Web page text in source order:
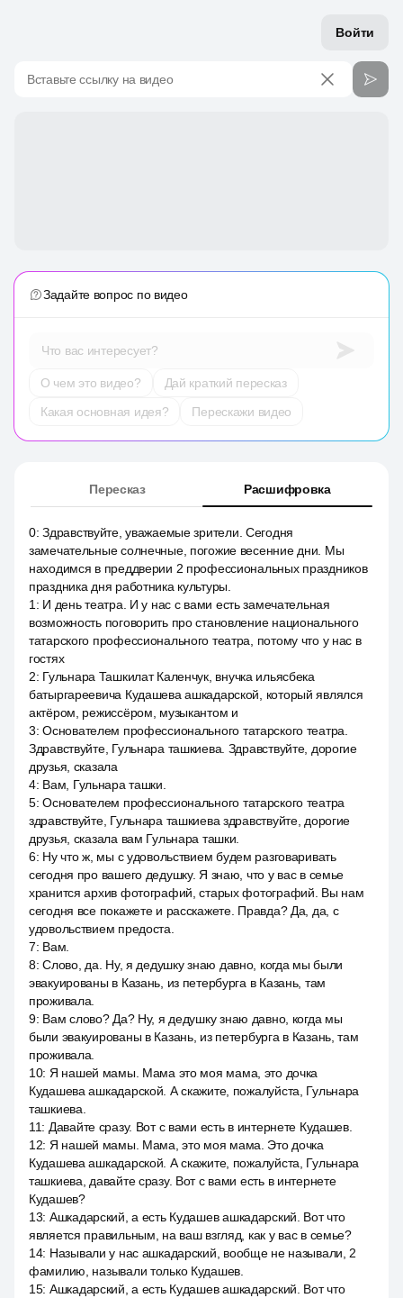
Войти
Вставьте ссылку на видео
Задайте вопрос по видео
Что вас интересует?
О чем это видео?
Дай краткий пересказ
Какая основная идея?
Перескажи видео
Пересказ Расшифровка
0:Здравствуйте, уважаемые зрители. Сегодня
замечательные солнечные, погожие весенние дни. Мы
находимся в преддверии 2 профессиональных праздников
праздника дня работника культуры.
1 : И день театра. И у нас с вами есть замечательная
возможность поговорить про становление национального
татарского профессионального театра, потому что у нас в
гостях
2: Гульнара Ташкилат Каленчук, внучка ильясбека
батыргареевича Кудашева ашкадарской, который являлся
актёром, режиссёром, музыкантом и
3:Основателем профессионального татарского театра.
Здравствуйте, Гульнара ташкиева. Здравствуйте, дорогие
друзья, сказала
4: Вам, Гульнара ташки.
5:Основателем профессионального татарского театра
здравствуйте, Гульнара ташкиева здравствуйте, дорогие
друзья, сказала вам Гульнара ташки.
6: Ну что ж, мы с удовольствием будем разговаривать
сегодня про вашего дедушку. Я знаю, что у вас в семье
хранится архив фотографий, старых фотографий. Вы нам
сегодня все покажете и расскажете. Правда? Да, да, с
удовольствием предоста.
7: Вам.
8:Слово, да. Ну, я дедушку знаю давно, когда мы были
эвакуированы в Казань, из петербурга в Казань, там
проживала.
9: Вам слово? Да? Ну, я дедушку знаю давно, когда мы
были эвакуированы в Казань, из петербурга в Казань, там
проживала.
10: Я нашей мамы. Мама это моя мама, это дочка
Кудашева ашкадарской. А скажите, пожалуйста, Гульнара
ташкиева.
11: Давайте сразу. Вот с вами есть в интернете Кудашев.
12: Я нашей мамы. Мама, это моя мама. Это дочка
Кудашева ашкадарской. А скажите, пожалуйста, Гульнара
ташкиева, давайте сразу. Вот с вами есть в интернете
Кудашев?
13: Ашкадарский, а есть Кудашев ашкадарский. Вот что
является правильным, на ваш взгляд, как у вас в семье?
14: Называли у нас ашкадарский, вообще не называли, 2
фамилию, называли только Кудашев.
15: Ашкадарский, а есть Кудашев ашкадарский. Вот что